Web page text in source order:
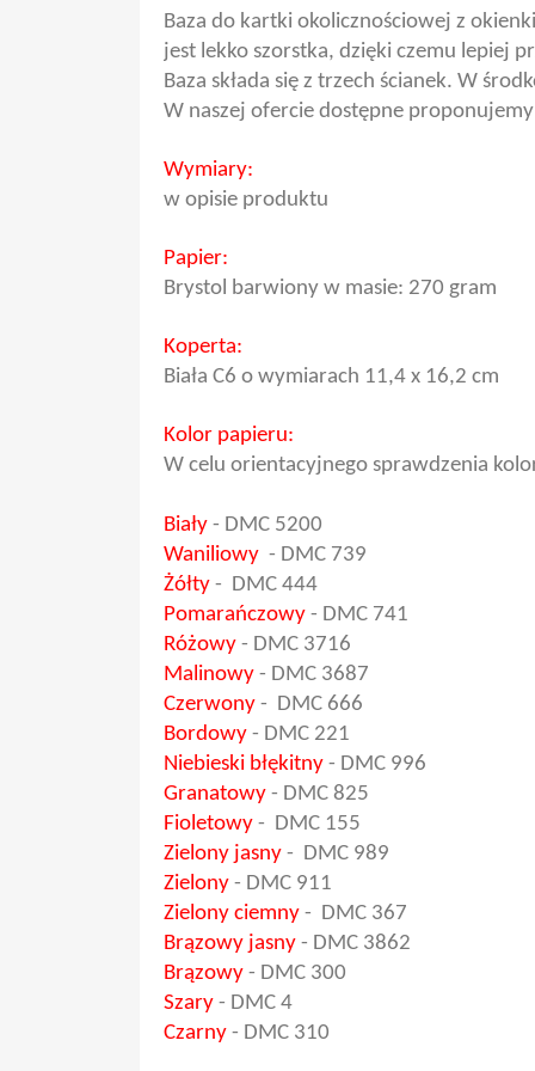
Baza do kartki okolicznościowej z
jest lekko szorstka, dzięki czemu lepiej
Baza składa się z trzech ścianek. W
W naszej ofercie dostępne
Wymiary:
w opisie produktu
Papier:
Brystol barwiony w masie: 270 gram
Koperta:
Biała C6 o wymiarach 11,4 x 16,2 cm
Kolor papieru:
W celu orientacyjnego sprawdzenia
Biały - DMC 5200
Waniliowy - DMC 739
Żółty - DMC 444
Pomarańczowy - DMC 741
Różowy - DMC 3716
Malinowy - DMC 3687
Czerwony - DMC 666
Bordowy - DMC 221
Niebieski błękitny - DMC 996
Granatowy - DMC 825
Fioletowy - DMC 155
Zielony jasny - DMC 989
Zielony - DMC 911
Zielony ciemny - DMC 367
Brązowy jasny - DMC 3862
Brązowy - DMC 300
Szary - DMC 4
Czarny - DMC 310